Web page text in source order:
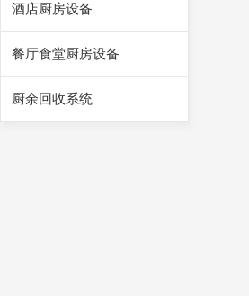
酒店厨房设备
餐厅食堂厨房设备
厨余回收系统